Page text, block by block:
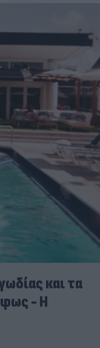
και τα
φως - Η